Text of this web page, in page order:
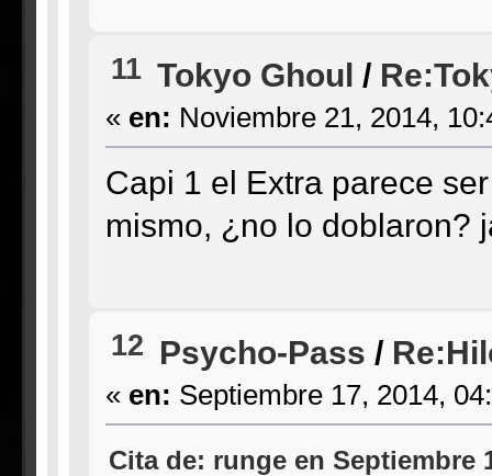
11 Tokyo Ghoul /
« en: Noviembre 21, 2014,
Capi 1 el Extra parece
mismo, ¿no lo doblaron?
12 Psycho-Pass /
« en: Septiembre 17, 2014,
Cita de: runge en Septiembre